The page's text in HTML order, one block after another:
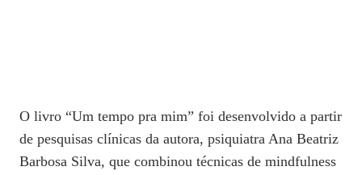
O livro “Um tempo pra mim” foi desenvolvido a partir
de pesquisas clínicas da autora, psiquiatra Ana Beatriz
Barbosa Silva, que combinou técnicas de mindfulness